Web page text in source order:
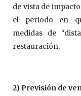
de vista de
el periodo en
medidas de
restauración.
2) Previsión de